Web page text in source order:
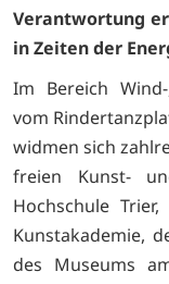
Verantwortung
in Zeiten der
Im Bereich
vom
widmen sich
freien Kunst-
Hochschule
Kunstakademie,
des Museums